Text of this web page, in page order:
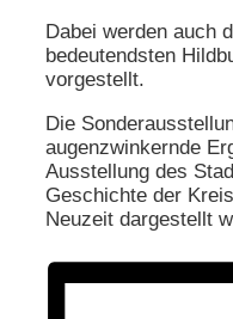
Dabei werden auch
bedeutendsten
vorgestellt.
Die
augenzwinkernde
Ausstellung des
Geschichte der
Neuzeit dargestellt